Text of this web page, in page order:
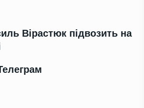
Вірастюк підвозить на